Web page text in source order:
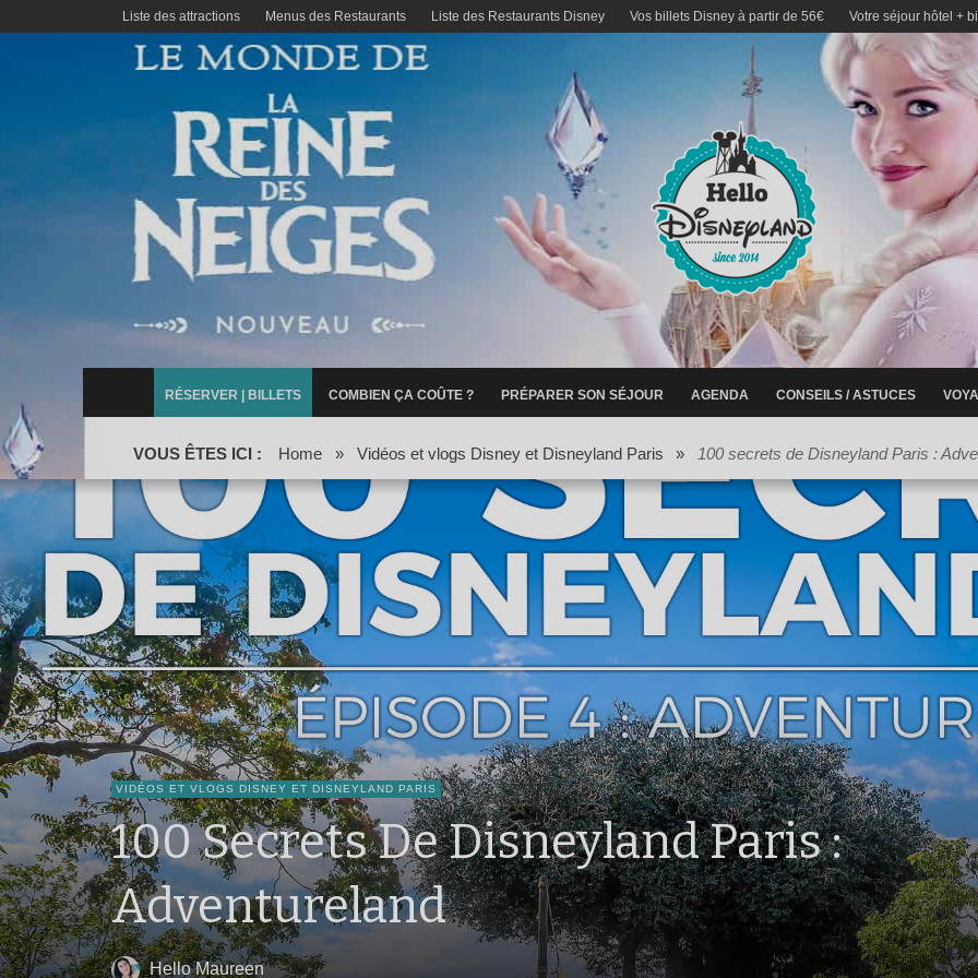
Liste des attractions Menus des Restaurants Liste des Restaurants Disney Vos billets Disney à partir de 56€ Votre séjour hôtel +
RÉSERVER | BILLETS COMBIEN ÇA COÛTE ? PRÉPARER SON SÉJOUR AGENDA CONSEILS / ASTUCES
VOUS ÊTES ICI : Home » Vidéos et vlogs Disney et Disneyland Paris » 100 secrets de Disneyland Paris :
VIDÉOS ET VLOGS DISNEY ET DISNEYLAND PARIS
100 Secrets De Disneyland Paris :
Adventureland
Hello Maureen